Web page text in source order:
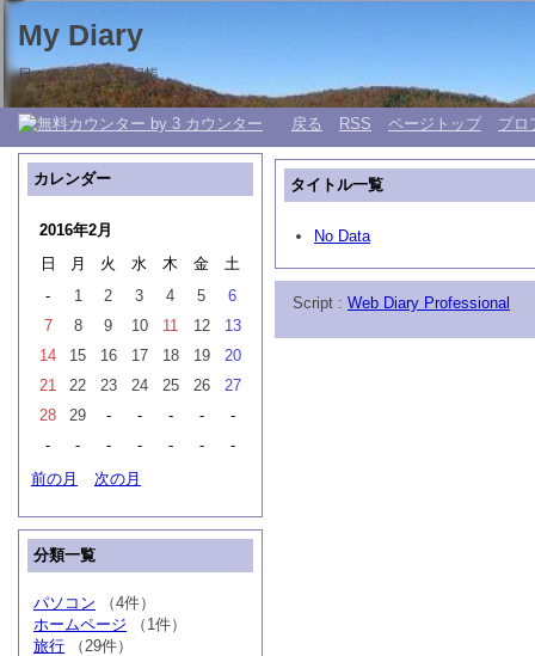
My Diary
日々の生活 My 日記帳。
戻る RSS ページトップ プロ
タイトル一覧
No Data
カレンダー
2016年2月
日
月 火 水 木 金
土
-
1 2 3 4 5
6
7
8 9 10 11 12
13
14
15 16 17 18 19
20
21
22 23 24 25 26
27
28
29 - - - -
-
-
- - - - -
-
前の月
次の月
分類一覧
パソコン （4件）
ホームページ （1件）
旅行 （29件）
Script : Web Diary Professional